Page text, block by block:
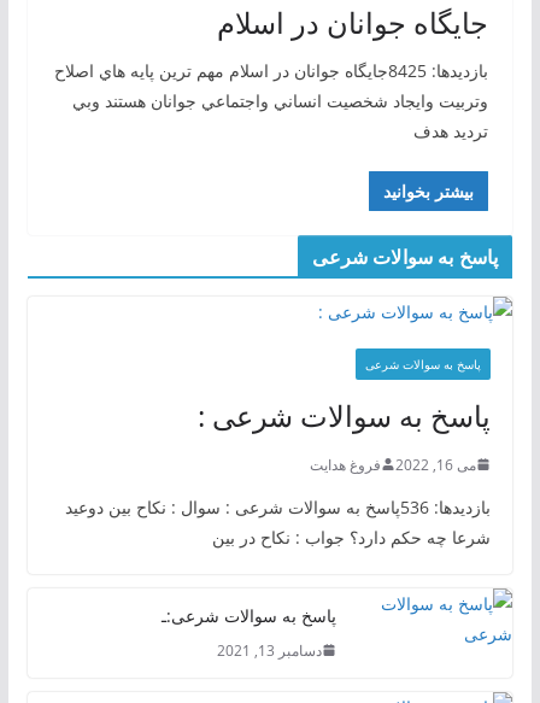
جايگاه جوانان در اسلام
بازدیدها: 8425جايگاه جوانان در اسلام مهم ترين پايه هاي اصلاح
وتربيت وايجاد شخصيت انساني واجتماعي جوانان هستند وبي
ترديد هدف
بیشتر بخوانید
پاسخ به سوالات شرعی
پاسخ به سوالات شرعی
پاسخ به سوالات شرعی :
می 16, 2022 فروغ هدایت
بازدیدها: 536پاسخ به سوالات شرعی : سوال : نکاح بین دوعید
شرعا چه حکم دارد؟ جواب : نکاح در بین
پاسخ به سوالات شرعی:ـ
دسامبر 13, 2021